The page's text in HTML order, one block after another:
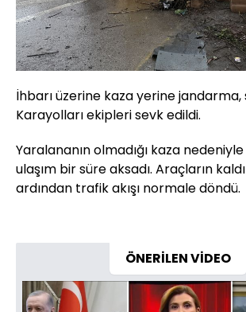
İhbarı üzerine kaza yerine jandarma,
Karayolları ekipleri sevk edildi.
Yaralananın olmadığı kaza
ulaşım bir süre aksadı. Araçların
ardından trafik akışı normale döndü.
ÖNERİLEN VİDEO